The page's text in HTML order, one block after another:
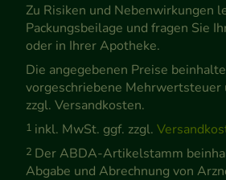
Zu Risiken und Nebenwirkungen
Packungsbeilage und fragen Sie
oder in Ihrer Apotheke.
Die angegebenen Preise
vorgeschriebene Mehrwertsteuer
zzgl. Versandkosten.
1 inkl. MwSt. ggf. zzgl.
2 Der ABDA-Artikelstamm
Abgabe und Abrechnung von